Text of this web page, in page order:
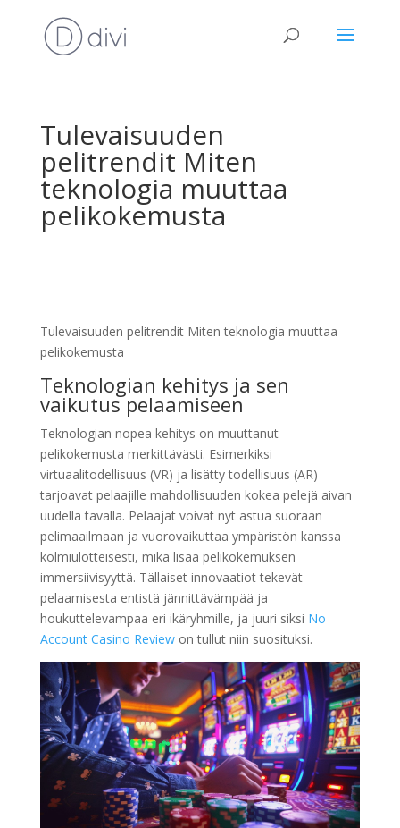
Tulevaisuuden
pelitrendit Miten
teknologia muuttaa
pelikokemusta
Tulevaisuuden pelitrendit Miten teknologia muuttaa
pelikokemusta
Teknologian kehitys ja sen
vaikutus pelaamiseen
Teknologian nopea kehitys on muuttanut
pelikokemusta merkittävästi. Esimerkiksi
virtuaalitodellisuus (VR) ja lisätty todellisuus (AR)
tarjoavat pelaajille mahdollisuuden kokea pelejä aivan
uudella tavalla. Pelaajat voivat nyt astua suoraan
pelimaailmaan ja vuorovaikuttaa ympäristön kanssa
kolmiulotteisesti, mikä lisää pelikokemuksen
immersiivisyyttä. Tällaiset innovaatiot tekevät
pelaamisesta entistä jännittävämpää ja
houkuttelevampaa eri ikäryhmille, ja juuri siksi No
Account Casino Reviewon tullut niin suosituksi.